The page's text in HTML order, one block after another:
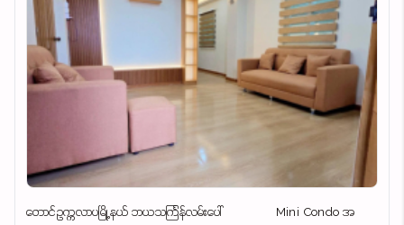
တောင်ဥက္ကလာပမြို့နယ် ဘယသင်္ကြန်လမ်းပေါ် Mini Condo အ